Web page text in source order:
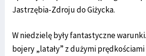
Jastrzębia-Zdroju do Giżycka.
W niedzielę były fantastyczne warunki.
bojery „latały” z dużymi